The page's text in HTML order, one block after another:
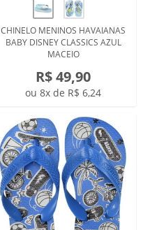
CHINELO MENINOS HAVAIANAS
BABY DISNEY CLASSICS AZUL
MACEIO
R$ 49,90
ou 8x de R$ 6,24